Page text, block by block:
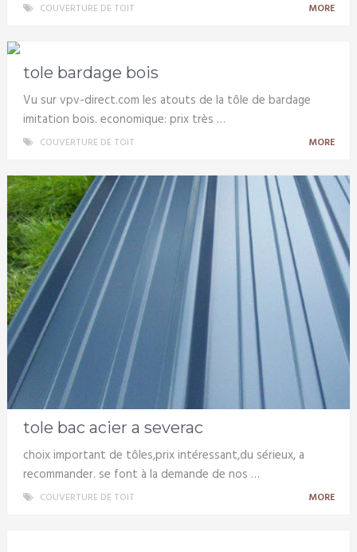
COUVERTURE DE TOIT MORE
tole bardage bois
Vu sur vpv-direct.com les atouts de la tôle de bardage
imitation bois. economique: prix très …
COUVERTURE DE TOIT MORE
tole bac acier a severac
choix important de tôles,prix intéressant,du sérieux, a
recommander. se font à la demande de nos …
COUVERTURE DE TOIT MORE